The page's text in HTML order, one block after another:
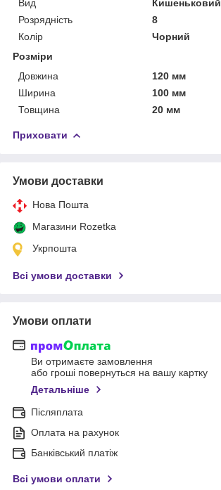
Вид
Кишеньковий
Розрядність
8
Колір
Чорний
Розміри
Довжина
120 мм
Ширина
100 мм
Товщина
20 мм
Приховати
Умови доставки
Нова Пошта
Магазини Rozetka
Укрпошта
Всі умови доставки
Умови оплати
Ви отримаєте замовлення
або гроші повернуться на вашу картку
Детальніше
Післяплата
Оплата на рахунок
Банківський платіж
Всі умови оплати